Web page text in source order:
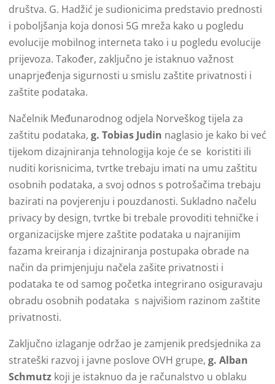
društva. G. Hadžić je sudionicima predstavio prednosti
i poboljšanja koja donosi 5G mreža kako u pogledu
evolucije mobilnog interneta tako i u pogledu evolucije
prijevoza. Također, zaključno je istaknuo važnost
unaprjeđenja sigurnosti u smislu zaštite privatnosti i
zaštite podataka.
Načelnik Međunarodnog odjela Norveškog tijela za
zaštitu podataka, g. Tobias Judin naglasio je kako bi već
tijekom dizajniranja tehnologija koje će se koristiti ili
nuditi korisnicima, tvrtke trebaju imati na umu zaštitu
osobnih podataka, a svoj odnos s potrošačima trebaju
bazirati na povjerenju i pouzdanosti. Sukladno načelu
privacy by design, tvrtke bi trebale provoditi tehničke i
organizacijske mjere zaštite podataka u najranijim
fazama kreiranja i dizajniranja postupaka obrade na
način da primjenjuju načela zašite privatnosti i
podataka te od samog početka integrirano osiguravaju
obradu osobnih podataka s najvišiom razinom zaštite
privatnosti.
Zaključno izlaganje održao je zamjenik predsjednika za
strateški razvoj i javne poslove OVH grupe, g. Alban
Schmutz koji je istaknuo da je računalstvo u oblaku